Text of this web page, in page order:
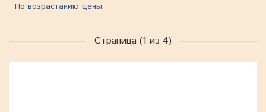
По возрастанию цены
Страница (1 из 4)